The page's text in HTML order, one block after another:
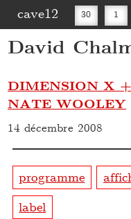
cave12 30 1
16 20
David
DIMENSION X
NATE WOOLEY
14 décembre 2008
programme
label